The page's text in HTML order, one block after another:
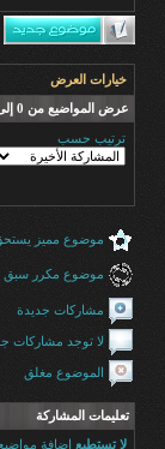
خيارات العرض
عرض المواضيع من 0 إلى 0 من 0
ترتيب حسب
موضوع مميز
موضوع مكرر سبق
مشاركات جديدة
لا توجد مشاركات
الموضوع مغلق
تعليمات المشاركة
لا تستطيع إضافة